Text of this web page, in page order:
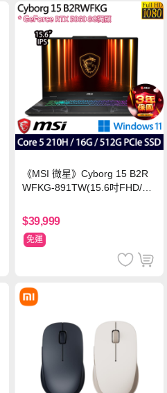
《MSI 微星》Cyborg 15 B2R
WFKG-891TW(15.6吋FHD/Co
X5060/Win11)
$39,999
免運